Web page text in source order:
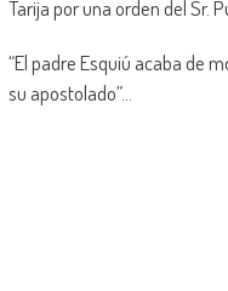
Tarija por una orden del Sr.
“El padre Esquiú acaba de
su apostolado”…